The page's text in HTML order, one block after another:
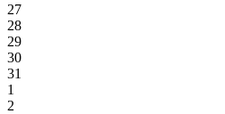
27
28
29
30
31
1
2